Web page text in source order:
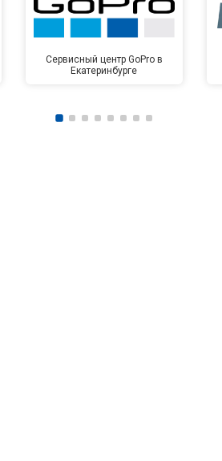
Сервисный центр GoPro в
Екатеринбурге